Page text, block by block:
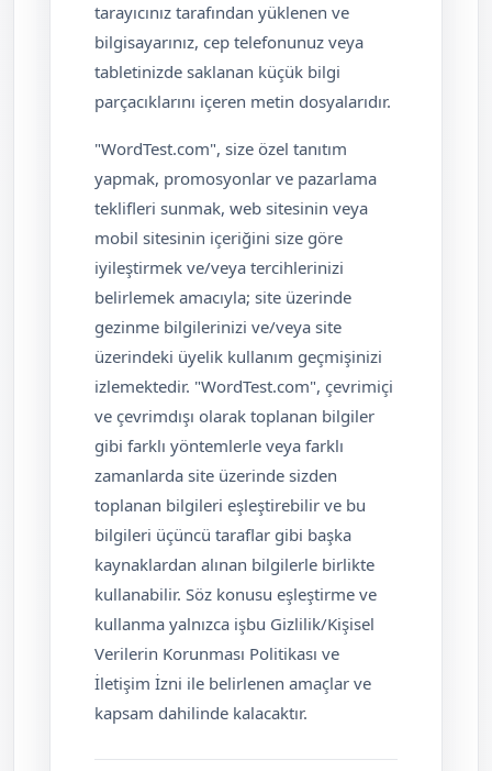
tarayıcınız tarafından yüklenen ve
bilgisayarınız, cep telefonunuz veya
tabletinizde saklanan küçük bilgi
parçacıklarını içeren metin dosyalarıdır.
"WordTest.com", size özel tanıtım
yapmak, promosyonlar ve pazarlama
teklifleri sunmak, web sitesinin veya
mobil sitesinin içeriğini size göre
iyileştirmek ve/veya tercihlerinizi
belirlemek amacıyla; site üzerinde
gezinme bilgilerinizi ve/veya site
üzerindeki üyelik kullanım geçmişinizi
izlemektedir. "WordTest.com", çevrimiçi
ve çevrimdışı olarak toplanan bilgiler
gibi farklı yöntemlerle veya farklı
zamanlarda site üzerinde sizden
toplanan bilgileri eşleştirebilir ve bu
bilgileri üçüncü taraflar gibi başka
kaynaklardan alınan bilgilerle birlikte
kullanabilir. Söz konusu eşleştirme ve
kullanma yalnızca işbu Gizlilik/Kişisel
Verilerin Korunması Politikası ve
İletişim İzni ile belirlenen amaçlar ve
kapsam dahilinde kalacaktır.